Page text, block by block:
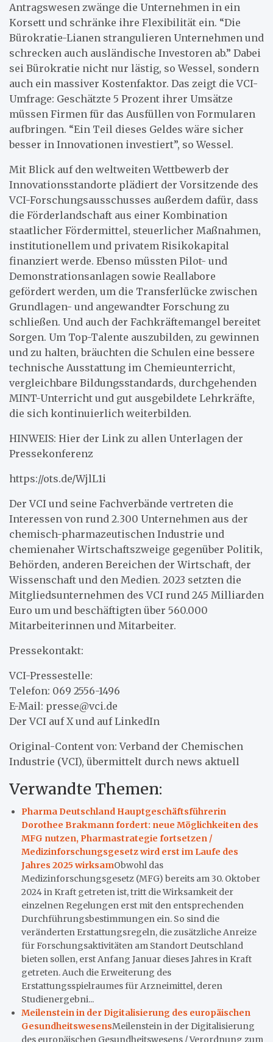
Antragswesen zwänge die Unternehmen in ein
Korsett und schränke ihre Flexibilität ein. “Die
Bürokratie-Lianen strangulieren Unternehmen und
schrecken auch ausländische Investoren ab.” Dabei
sei Bürokratie nicht nur lästig, so Wessel, sondern
auch ein massiver Kostenfaktor. Das zeigt die VCI-
Umfrage: Geschätzte 5 Prozent ihrer Umsätze
müssen Firmen für das Ausfüllen von Formularen
aufbringen. “Ein Teil dieses Geldes wäre sicher
besser in Innovationen investiert”, so Wessel.
Mit Blick auf den weltweiten Wettbewerb der
Innovationsstandorte plädiert der Vorsitzende des
VCI-Forschungsausschusses außerdem dafür, dass
die Förderlandschaft aus einer Kombination
staatlicher Fördermittel, steuerlicher Maßnahmen,
institutionellem und privatem Risikokapital
finanziert werde. Ebenso müssten Pilot- und
Demonstrationsanlagen sowie Reallabore
gefördert werden, um die Transferlücke zwischen
Grundlagen- und angewandter Forschung zu
schließen. Und auch der Fachkräftemangel bereitet
Sorgen. Um Top-Talente auszubilden, zu gewinnen
und zu halten, bräuchten die Schulen eine bessere
technische Ausstattung im Chemieunterricht,
vergleichbare Bildungsstandards, durchgehenden
MINT-Unterricht und gut ausgebildete Lehrkräfte,
die sich kontinuierlich weiterbilden.
HINWEIS: Hier der Link zu allen Unterlagen der
Pressekonferenz
https://ots.de/WjlL1i
Der VCI und seine Fachverbände vertreten die
Interessen von rund 2.300 Unternehmen aus der
chemisch-pharmazeutischen Industrie und
chemienaher Wirtschaftszweige gegenüber Politik,
Behörden, anderen Bereichen der Wirtschaft, der
Wissenschaft und den Medien. 2023 setzten die
Mitgliedsunternehmen des VCI rund 245 Milliarden
Euro um und beschäftigten über 560.000
Mitarbeiterinnen und Mitarbeiter.
Pressekontakt:
VCI-Pressestelle:
Telefon: 069 2556-1496
E-Mail: presse@vci.de
Der VCI auf X und auf LinkedIn
Original-Content von: Verband der Chemischen
Industrie (VCI), übermittelt durch news aktuell
Verwandte Themen:
Pharma Deutschland Hauptgeschäftsführerin
Dorothee Brakmann fordert: neue Möglichkeiten des
MFG nutzen, Pharmastrategie fortsetzen /
Medizinforschungsgesetz wird erst im Laufe des
Jahres 2025 wirksamObwohl das
Medizinforschungsgesetz (MFG) bereits am 30. Oktober
2024 in Kraft getreten ist, tritt die Wirksamkeit der
einzelnen Regelungen erst mit den entsprechenden
Durchführungsbestimmungen ein. So sind die
veränderten Erstattungsregeln, die zusätzliche Anreize
für Forschungsaktivitäten am Standort Deutschland
bieten sollen, erst Anfang Januar dieses Jahres in Kraft
getreten. Auch die Erweiterung des
Erstattungsspielraumes für Arzneimittel, deren
Studienergebni...
Meilenstein in der Digitalisierung des europäischen
GesundheitswesensMeilenstein in der Digitalisierung
des europäischen Gesundheitswesens / Verordnung zum